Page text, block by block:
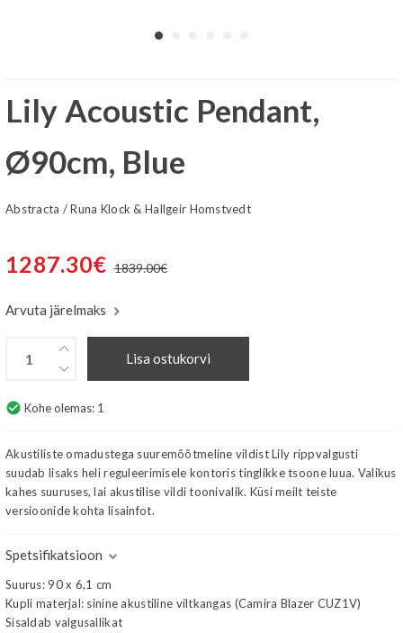
Lily Acoustic Pendant,
Ø90cm, Blue
Abstracta / Runa Klock & Hallgeir Homstvedt
1287.30€ 1839.00€
Arvuta järelmaks
Lisa ostukorvi
check_circle Kohe olemas: 1
Akustiliste omadustega suuremõõtmeline vildist Lily rippvalgusti
suudab lisaks heli reguleerimisele kontoris tinglikke tsoone luua. Valikus
kahes suuruses, lai akustilise vildi toonivalik. Küsi meilt teiste
versioonide kohta lisainfot.
Spetsifikatsioon
Suurus: 90 x 6,1 cm
Kupli materjal: sinine akustiline viltkangas (Camira Blazer CUZ1V)
Sisaldab valgusallikat